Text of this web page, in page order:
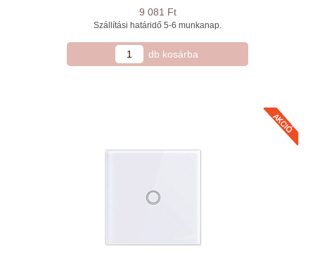
9 081 Ft
Szállítási határidő 5-6 ​munkanap.